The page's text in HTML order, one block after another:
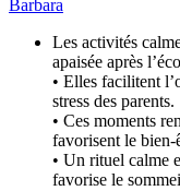
Barbara
Les activités
apaisée après
• Elles facilitent
stress des parents.
• Ces moments
favorisent le
• Un rituel calme
favorise le